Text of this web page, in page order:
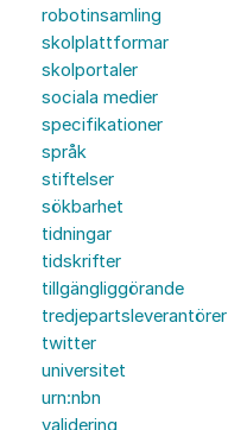
robotinsamling
skolplattformar
skolportaler
sociala medier
specifikationer
språk
stiftelser
sökbarhet
tidningar
tidskrifter
tillgängliggörande
tredjepartsleverantörer
twitter
universitet
urn:nbn
validering